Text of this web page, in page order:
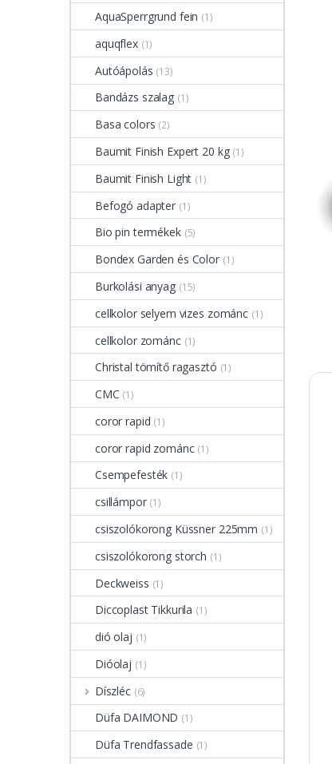
AquaSperrgrund fein (1)
aquqflex (1)
Autóápolás (13)
Bandázs szalag (1)
Basa colors (2)
Baumit Finish Expert 20 kg (1)
Baumit Finish Light (1)
Befogó adapter (1)
Bio pin termékek (5)
Bondex Garden és Color (1)
Burkolási anyag (15)
cellkolor selyem vizes zománc (1)
cellkolor zománc (1)
Christal tömítő ragasztó (1)
CMC (1)
coror rapid (1)
coror rapid zománc (1)
Csempefesték (1)
csillámpor (1)
csiszolókorong Küssner 225mm (1)
csiszolókorong storch (1)
Deckweiss (1)
Diccoplast Tikkurila (1)
dió olaj (1)
Dióolaj (1)
Díszléc (6)
Düfa DAIMOND (1)
Düfa Trendfassade (1)